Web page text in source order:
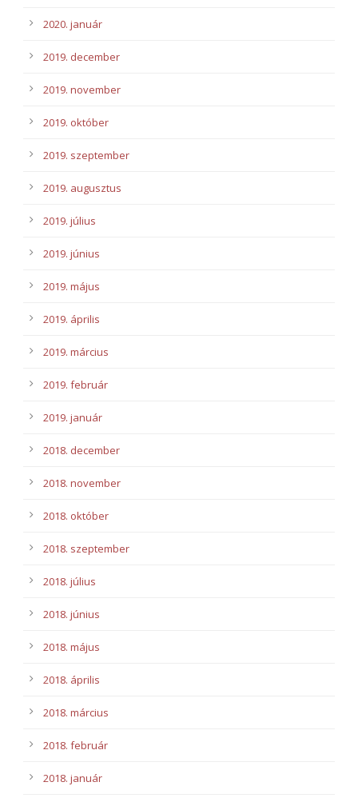
2020. január
2019. december
2019. november
2019. október
2019. szeptember
2019. augusztus
2019. július
2019. június
2019. május
2019. április
2019. március
2019. február
2019. január
2018. december
2018. november
2018. október
2018. szeptember
2018. július
2018. június
2018. május
2018. április
2018. március
2018. február
2018. január